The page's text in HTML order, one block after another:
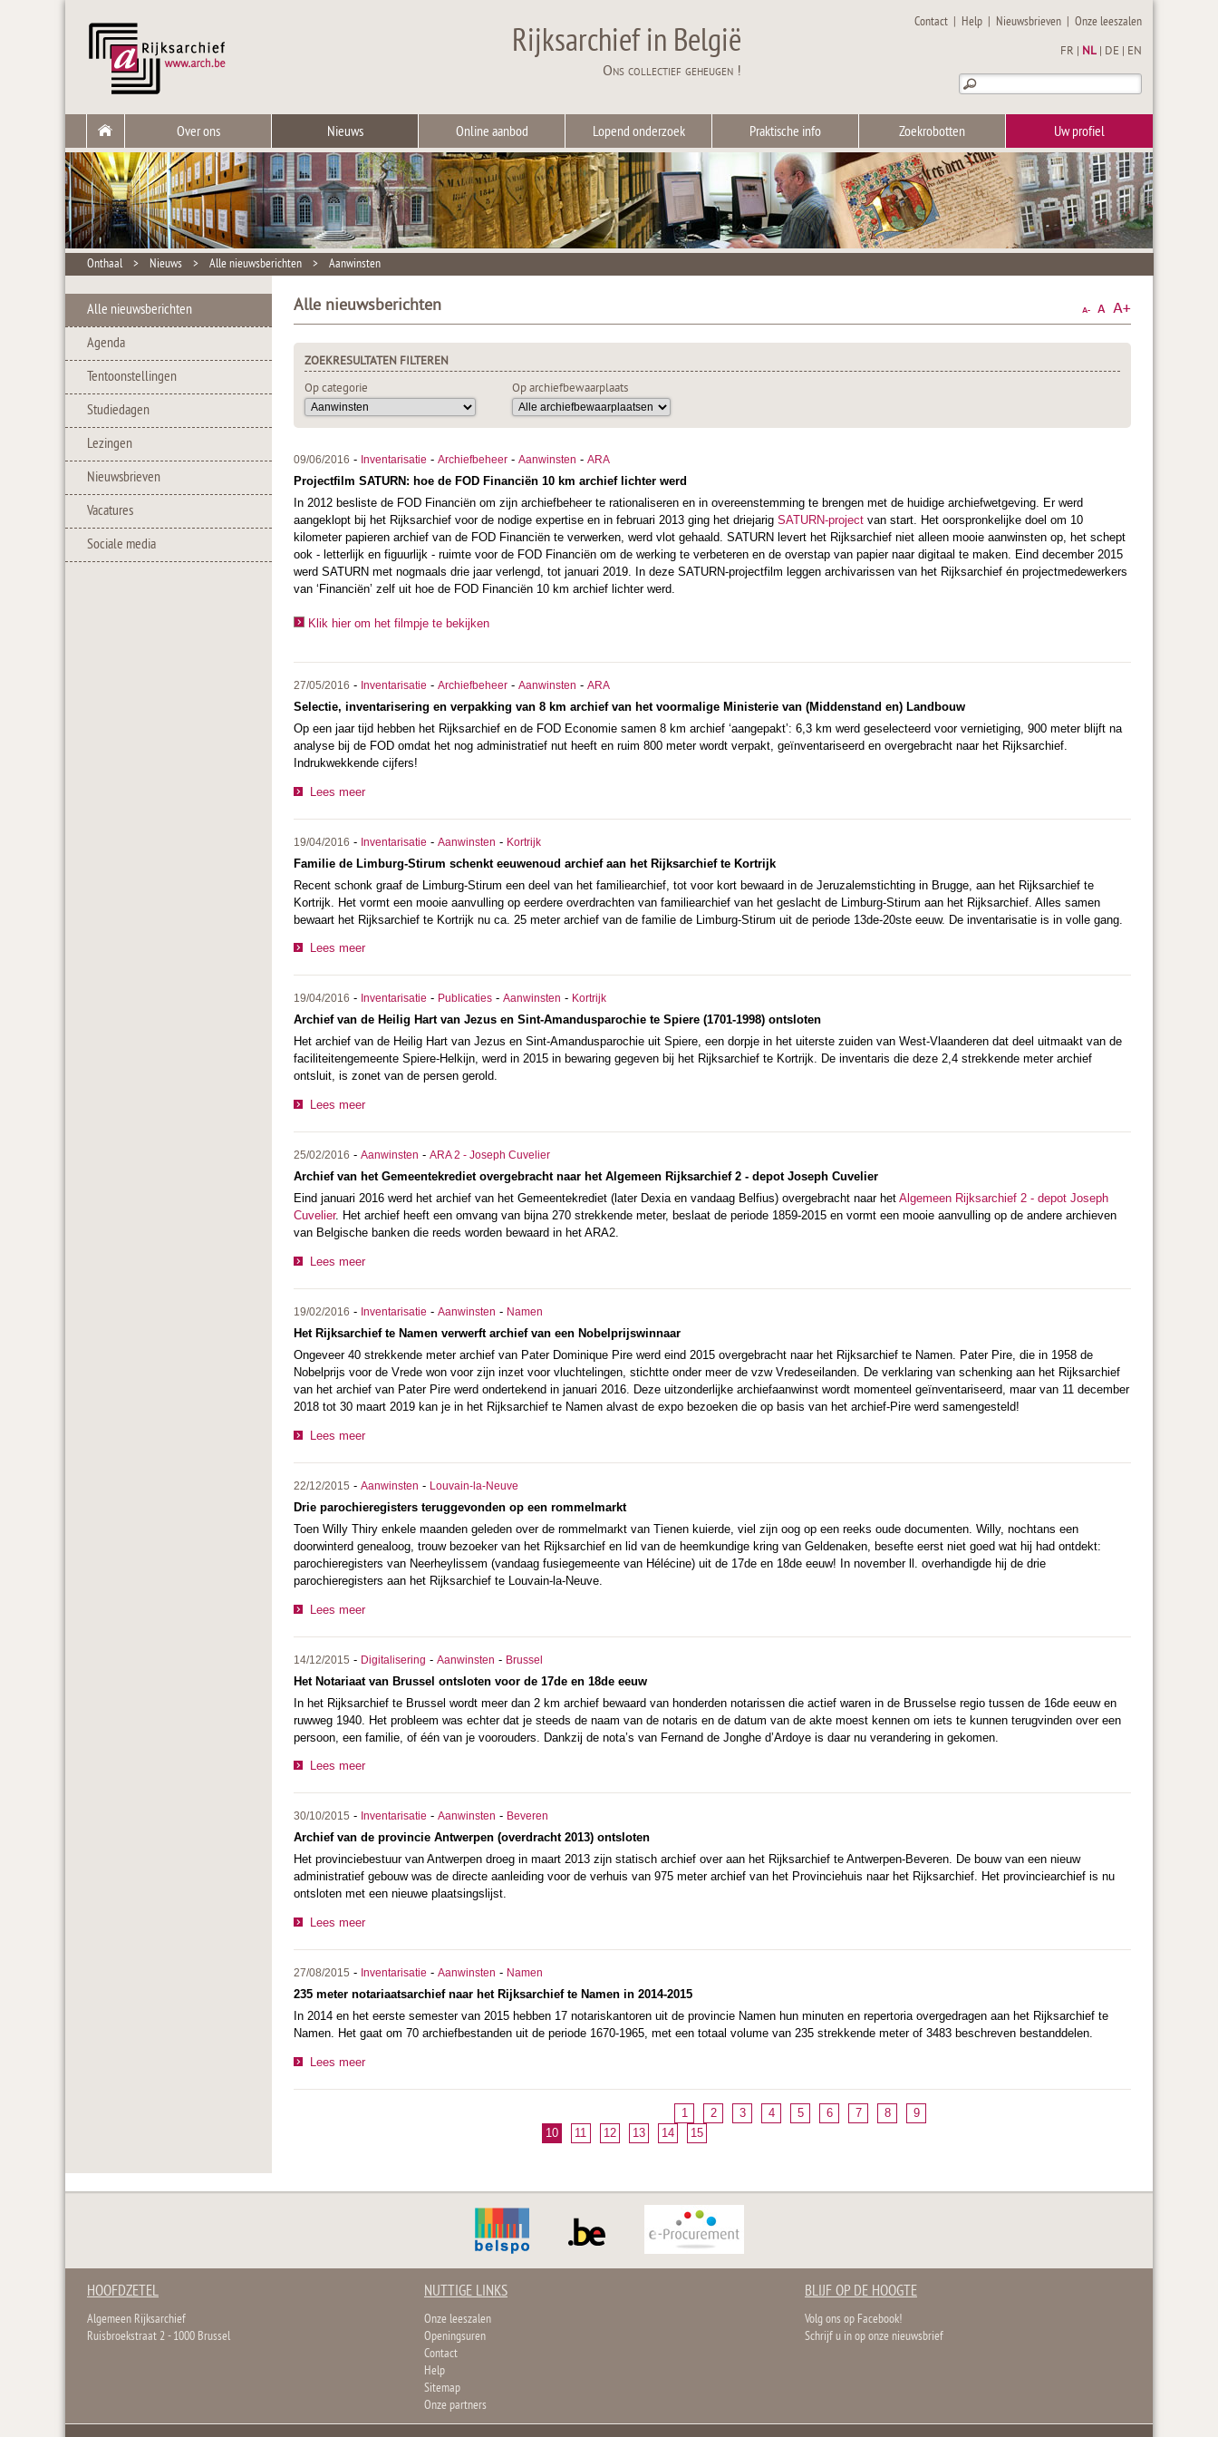
Rijksarchief in België
Ons collectief geheugen !
Contact | Help | Nieuwsbrieven |Onze leeszalen
FR NL DE EN
Over ons Nieuws Online aanbod Lopend onderzoek Praktische info Zoekrobotten Uw profiel
Onthaal > Nieuws > Alle nieuwsberichten > Aanwinsten
Alle nieuwsberichten
Agenda
Tentoonstellingen
Studiedagen
Lezingen
Nieuwsbrieven
Vacatures
Sociale media
Alle nieuwsberichten
ZOEKRESULTATEN FILTEREN
Op categorie
Op archiefbewaarplaats
09/06/2016 - Inventarisatie - Archiefbeheer - Aanwinsten - ARA
Projectfilm SATURN: hoe de FOD Financiën 10 km archief lichter werd
In 2012 besliste de FOD Financiën om zijn archiefbeheer te rationaliseren en in overeenstemming te brengen met de huidige archiefwetgeving. Er werd
aangeklopt bij het Rijksarchief voor de nodige expertise en in februari 2013 ging het driejarig SATURN-project van start. Het oorspronkelijke doel om 10
kilometer papieren archief van de FOD Financiën te verwerken, werd vlot gehaald. SATURN levert het Rijksarchief niet alleen mooie aanwinsten op, het schept
ook - letterlijk en figuurlijk - ruimte voor de FOD Financiën om de werking te verbeteren en de overstap van papier naar digitaal te maken. Eind december 2015
werd SATURN met nogmaals drie jaar verlengd, tot januari 2019. In deze SATURN-projectfilm leggen archivarissen van het Rijksarchief én projectmedewerkers
van ‘Financiën’ zelf uit hoe de FOD Financiën 10 km archief lichter werd.
Klik hier om het filmpje te bekijken
27/05/2016 - Inventarisatie - Archiefbeheer - Aanwinsten - ARA
Selectie, inventarisering en verpakking van 8 km archief van het voormalige Ministerie van (Middenstand en) Landbouw
Op een jaar tijd hebben het Rijksarchief en de FOD Economie samen 8 km archief ‘aangepakt’: 6,3 km werd geselecteerd voor vernietiging, 900 meter blijft na
analyse bij de FOD omdat het nog administratief nut heeft en ruim 800 meter wordt verpakt, geïnventariseerd en overgebracht naar het Rijksarchief.
Indrukwekkende cijfers!
Lees meer
19/04/2016 - Inventarisatie - Aanwinsten - Kortrijk
Familie de Limburg-Stirum schenkt eeuwenoud archief aan het Rijksarchief te Kortrijk
Recent schonk graaf de Limburg-Stirum een deel van het familiearchief, tot voor kort bewaard in de Jeruzalemstichting in Brugge, aan het Rijksarchief te
Kortrijk. Het vormt een mooie aanvulling op eerdere overdrachten van familiearchief van het geslacht de Limburg-Stirum aan het Rijksarchief. Alles samen
bewaart het Rijksarchief te Kortrijk nu ca. 25 meter archief van de familie de Limburg-Stirum uit de periode 13de-20ste eeuw. De inventarisatie is in volle gang.
Lees meer
19/04/2016 - Inventarisatie - Publicaties - Aanwinsten - Kortrijk
Archief van de Heilig Hart van Jezus en Sint-Amandusparochie te Spiere (1701-1998) ontsloten
Het archief van de Heilig Hart van Jezus en Sint-Amandusparochie uit Spiere, een dorpje in het uiterste zuiden van West-Vlaanderen dat deel uitmaakt van de
faciliteitengemeente Spiere-Helkijn, werd in 2015 in bewaring gegeven bij het Rijksarchief te Kortrijk. De inventaris die deze 2,4 strekkende meter archief
ontsluit, is zonet van de persen gerold.
Lees meer
25/02/2016 - Aanwinsten - ARA 2 - Joseph Cuvelier
Archief van het Gemeentekrediet overgebracht naar het Algemeen Rijksarchief 2 - depot Joseph Cuvelier
Eind januari 2016 werd het archief van het Gemeentekrediet (later Dexia en vandaag Belfius) overgebracht naar het Algemeen Rijksarchief 2 - depot Joseph
Cuvelier. Het archief heeft een omvang van bijna 270 strekkende meter, beslaat de periode 1859-2015 en vormt een mooie aanvulling op de andere archieven
van Belgische banken die reeds worden bewaard in het ARA2.
Lees meer
19/02/2016 - Inventarisatie - Aanwinsten - Namen
Het Rijksarchief te Namen verwerft archief van een Nobelprijswinnaar
Ongeveer 40 strekkende meter archief van Pater Dominique Pire werd eind 2015 overgebracht naar het Rijksarchief te Namen. Pater Pire, die in 1958 de
Nobelprijs voor de Vrede won voor zijn inzet voor vluchtelingen, stichtte onder meer de vzw Vredeseilanden. De verklaring van schenking aan het Rijksarchief
van het archief van Pater Pire werd ondertekend in januari 2016. Deze uitzonderlijke archiefaanwinst wordt momenteel geïnventariseerd, maar van 11 december
2018 tot 30 maart 2019 kan je in het Rijksarchief te Namen alvast de expo bezoeken die op basis van het archief-Pire werd samengesteld!
Lees meer
22/12/2015 - Aanwinsten - Louvain-la-Neuve
Drie parochieregisters teruggevonden op een rommelmarkt
Toen Willy Thiry enkele maanden geleden over de rommelmarkt van Tienen kuierde, viel zijn oog op een reeks oude documenten. Willy, nochtans een
doorwinterd genealoog, trouw bezoeker van het Rijksarchief en lid van de heemkundige kring van Geldenaken, besefte eerst niet goed wat hij had ontdekt:
parochieregisters van Neerheylissem (vandaag fusiegemeente van Hélécine) uit de 17de en 18de eeuw! In november ll. overhandigde hij de drie
parochieregisters aan het Rijksarchief te Louvain-la-Neuve.
Lees meer
14/12/2015 - Digitalisering - Aanwinsten - Brussel
Het Notariaat van Brussel ontsloten voor de 17de en 18de eeuw
In het Rijksarchief te Brussel wordt meer dan 2 km archief bewaard van honderden notarissen die actief waren in de Brusselse regio tussen de 16de eeuw en
ruwweg 1940. Het probleem was echter dat je steeds de naam van de notaris en de datum van de akte moest kennen om iets te kunnen terugvinden over een
persoon, een familie, of één van je voorouders. Dankzij de nota’s van Fernand de Jonghe d’Ardoye is daar nu verandering in gekomen.
Lees meer
30/10/2015 - Inventarisatie - Aanwinsten - Beveren
Archief van de provincie Antwerpen (overdracht 2013) ontsloten
Het provinciebestuur van Antwerpen droeg in maart 2013 zijn statisch archief over aan het Rijksarchief te Antwerpen-Beveren. De bouw van een nieuw
administratief gebouw was de directe aanleiding voor de verhuis van 975 meter archief van het Provinciehuis naar het Rijksarchief. Het provinciearchief is nu
ontsloten met een nieuwe plaatsingslijst.
Lees meer
27/08/2015 - Inventarisatie - Aanwinsten - Namen
235 meter notariaatsarchief naar het Rijksarchief te Namen in 2014-2015
In 2014 en het eerste semester van 2015 hebben 17 notariskantoren uit de provincie Namen hun minuten en repertoria overgedragen aan het Rijksarchief te
Namen. Het gaat om 70 archiefbestanden uit de periode 1670-1965, met een totaal volume van 235 strekkende meter of 3483 beschreven bestanddelen.
Lees meer
1 2 3 4 5 6 7 8
9
10
11 12 13 14 15
HOOFDZETEL
Algemeen Rijksarchief
Ruisbroekstraat 2 - 1000 Brussel
NUTTIGE LINKS
Onze leeszalen
Openingsuren
Contact
Help
Sitemap
Onze partners
BLIJF OP DE HOOGTE
Volg ons op Facebook!
Schrijf u in op onze nieuwsbrief